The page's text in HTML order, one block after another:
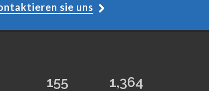
sie uns
155 1,364